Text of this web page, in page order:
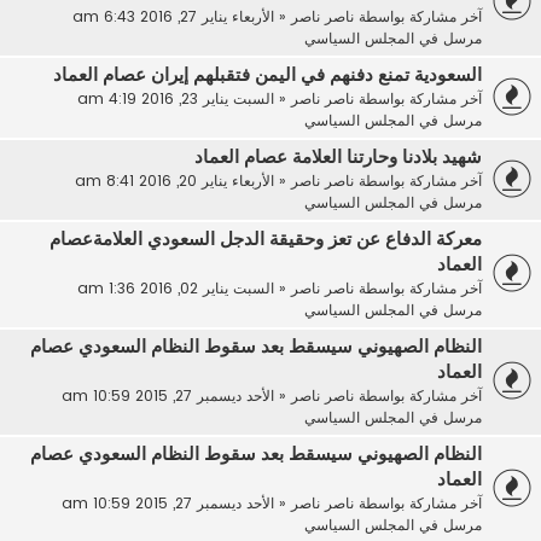
آخر مشاركة بواسطة ناصر ناصر« الأربعاء يناير 27, 2016 6:43 am
مرسل في المجلس السياسي
السعودية تمنع دفنهم في اليمن فتقبلهم إيران عصام العماد
آخر مشاركة بواسطة ناصر ناصر« السبت يناير 23, 2016 4:19 am
مرسل في المجلس السياسي
شهيد بلادنا وحارتنا العلامة عصام العماد
آخر مشاركة بواسطة ناصر ناصر« الأربعاء يناير 20, 2016 8:41 am
مرسل في المجلس السياسي
معركة الدفاع عن تعز وحقيقة الدجل السعودي العلامةعصام
العماد
آخر مشاركة بواسطة ناصر ناصر« السبت يناير 02, 2016 1:36 am
مرسل في المجلس السياسي
النظام الصهيوني سيسقط بعد سقوط النظام السعودي عصام
العماد
آخر مشاركة بواسطة ناصر ناصر« الأحد ديسمبر 27, 2015 10:59 am
مرسل في المجلس السياسي
النظام الصهيوني سيسقط بعد سقوط النظام السعودي عصام
العماد
آخر مشاركة بواسطة ناصر ناصر« الأحد ديسمبر 27, 2015 10:59 am
مرسل في المجلس السياسي